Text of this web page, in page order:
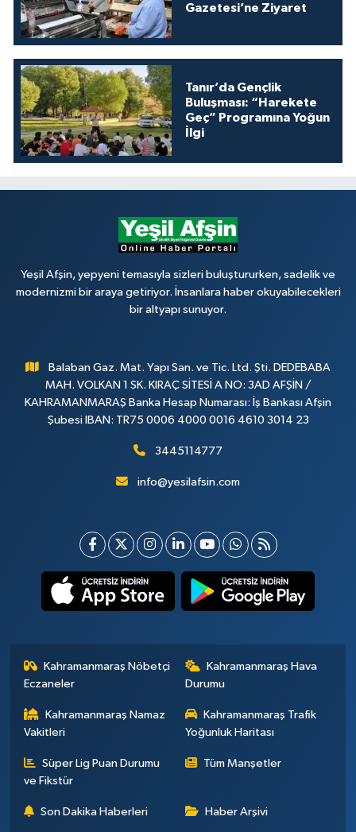
Gazetesi’ne Ziyaret
Tanır’da Gençlik
Buluşması: “Harekete
Geç” Programına Yoğun
İlgi
Yeşil Afşin, yepyeni temasıyla sizleri buluştururken, sadelik ve
modernizmi bir araya getiriyor. İnsanlara haber okuyabilecekleri
bir altyapı sunuyor.
Balaban Gaz. Mat. Yapı San. ve Tic. Ltd. Şti. DEDEBABA
MAH. VOLKAN 1 SK. KIRAÇ SİTESİ A NO: 3AD AFŞİN /
KAHRAMANMARAŞ Banka Hesap Numarası: İş Bankası Afşin
Şubesi IBAN: TR75 0006 4000 0016 4610 3014 23
3445114777
info@yesilafsin.com
Kahramanmaraş Nöbetçi
Eczaneler
Kahramanmaraş Hava
Durumu
Kahramanmaraş Namaz
Vakitleri
Kahramanmaraş Trafik
Yoğunluk Haritası
Süper Lig Puan Durumu
ve Fikstür
Tüm Manşetler
Son Dakika Haberleri Haber Arşivi